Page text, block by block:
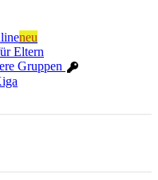
neu
Eltern
Gruppen